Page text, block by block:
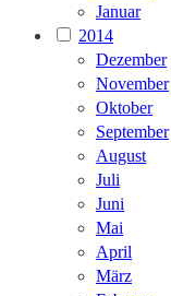
Januar
2014
Dezember
November
Oktober
September
August
Juli
Juni
Mai
April
März